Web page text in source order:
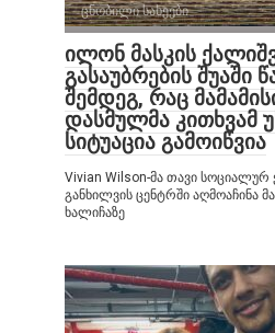
ცნობილი სახეები
ილონ მასკის
გასაუბრების შუაში
შემდეგ, რაც
დასმულმა კითხვამ
სიტუაცია გამოიწვია
Vivian Wilson-მა თავი სოციალურ
განხილვის ცენტრში აღმოაჩინა
ხალიჩაზე